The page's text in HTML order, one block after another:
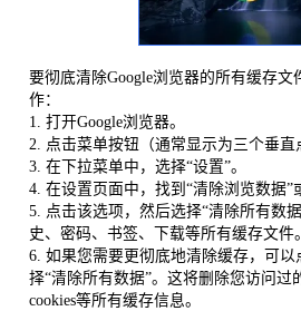
要彻底清除Google浏览器的所有缓存文
作：
1. 打开Google浏览器。
2. 点击菜单按钮（通常显示为三个垂直
3. 在下拉菜单中，选择“设置”。
4. 在设置页面中，找到“清除浏览数据”
5. 点击该选项，然后选择“清除所有数
史、密码、书签、下载等所有缓存文件。
6. 如果您需要更彻底地清除缓存，可以
择“清除所有数据”。这将删除您访问过
cookies等所有缓存信息。